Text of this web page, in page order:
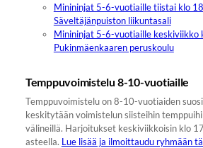
Minininjat 5-6-vuotiaille tiistai klo
Säveltäjänpuiston liikuntasali
Minininjat 5-6-vuotiaille keskiviikko
Pukinmäenkaaren peruskoulu
Temppuvoimistelu 8-10-vuotiaille
Temppuvoimistelu on 8-10-vuotiaiden
keskitytään voimistelun siisteihin
välineillä. Harjoitukset keskiviikkoisin klo
asteella. Lue lisää ja ilmoittaudu ryhmään